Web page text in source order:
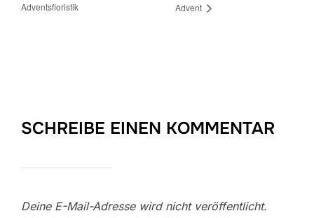
Adventsfloristik
Advent
SCHREIBE EINEN KOMMENTAR
Deine E-Mail-Adresse wird nicht veröffentlicht.